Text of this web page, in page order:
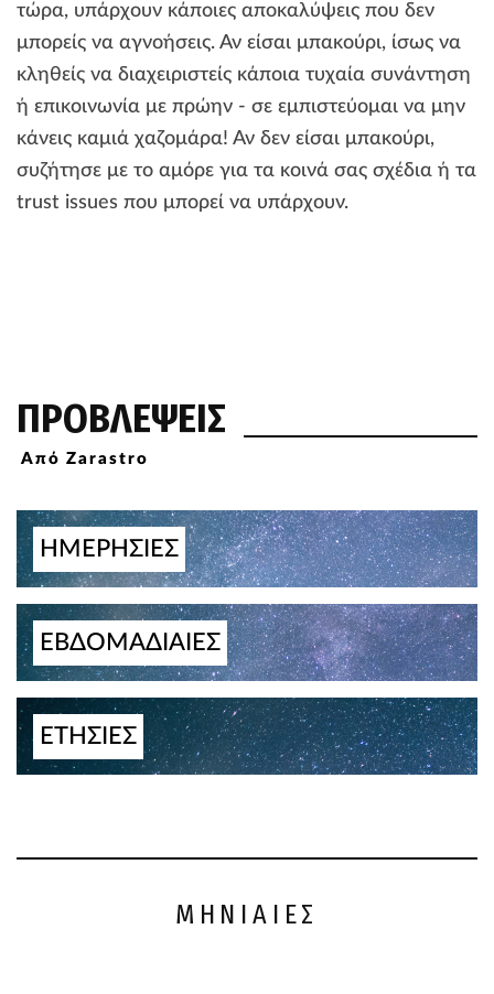
τώρα, υπάρχουν κάποιες αποκαλύψεις που δεν
μπορείς να αγνοήσεις. Αν είσαι μπακούρι, ίσως να
κληθείς να διαχειριστείς κάποια τυχαία συνάντηση
ή επικοινωνία με πρώην - σε εμπιστεύομαι να μην
κάνεις καμιά χαζομάρα! Αν δεν είσαι μπακούρι,
συζήτησε με το αμόρε για τα κοινά σας σχέδια ή τα
trust issues που μπορεί να υπάρχουν.
ΠΡΟΒΛΕΨΕΙΣ
Από Zarastro
ΗΜΕΡΗΣΙΕΣ
ΕΒΔΟΜΑΔΙΑΙΕΣ
ΕΤΗΣΙΕΣ
ΜΗΝΙΑΙΕΣ